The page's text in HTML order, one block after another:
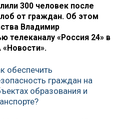
300 человек после
от граждан. Об этом
Владимир
телеканалу «Россия 24» в
обеспечить
граждан на
образования и